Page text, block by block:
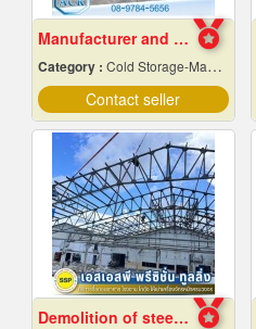
Manufacturer and installer of prefabricated cold r
Category : Cold Storage-Manufacturers & Installation Designer
Contact seller
Demolition of steel structures, Samut Prakan